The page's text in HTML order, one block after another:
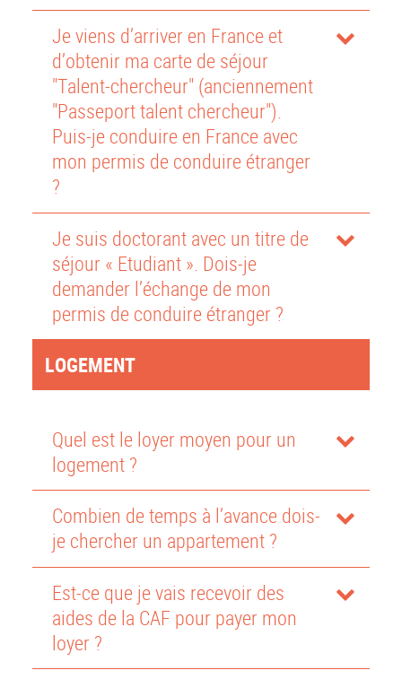
Je viens d’arriver en France et
d’obtenir ma carte de séjour
"Talent-chercheur" (anciennement
"Passeport talent chercheur").
Puis-je conduire en France avec
mon permis de conduire étranger
?
Je suis doctorant avec un titre de
séjour « Etudiant ». Dois-je
demander l’échange de mon
permis de conduire étranger ?
LOGEMENT
Quel est le loyer moyen pour un
logement ?
Combien de temps à l’avance dois-
je chercher un appartement ?
Est-ce que je vais recevoir des
aides de la CAF pour payer mon
loyer ?